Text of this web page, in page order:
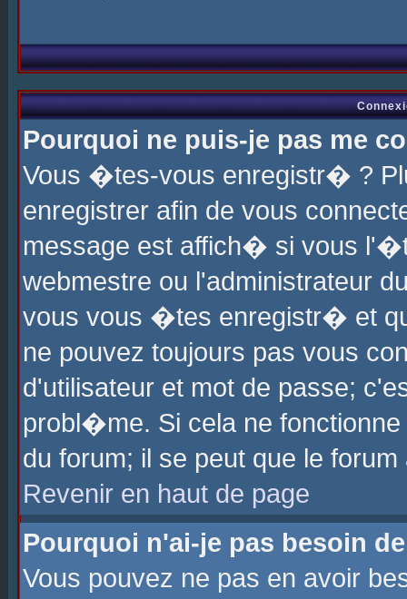
Pourquoi ne puis-je pas me
Vous �tes-vous enregistr� ?
enregistrer afin de vous
message est affich� si vous
webmestre ou l'administrateur
vous vous �tes enregistr� et
ne pouvez toujours pas vous
d'utilisateur et mot de passe;
probl�me. Si cela ne
du forum; il se peut que le
Revenir en haut de page
Pourquoi n'ai-je pas besoin
Vous pouvez ne pas en avoir